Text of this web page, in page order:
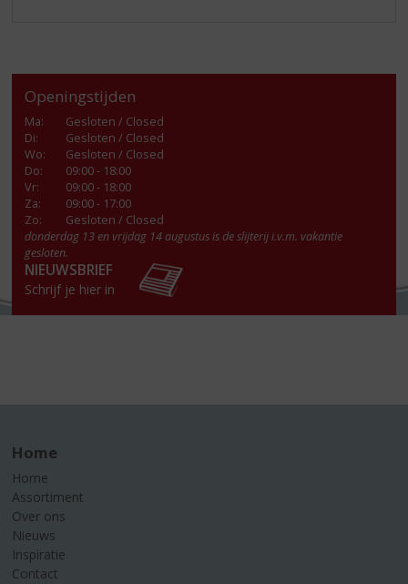
Openingstijden
Ma:
Gesloten / Closed
Di:
Gesloten / Closed
Wo:
Gesloten / Closed
Do:
09:00 - 18:00
Vr:
09:00 - 18:00
Za:
09:00 - 17:00
Zo:
Gesloten / Closed
donderdag 13 en vrijdag 14 augustus is de slijterij i.v.m. vakantie
gesloten.
NIEUWSBRIEF
Schrijf je hier in
Home
Home
Assortiment
Over ons
Nieuws
Inspiratie
Contact